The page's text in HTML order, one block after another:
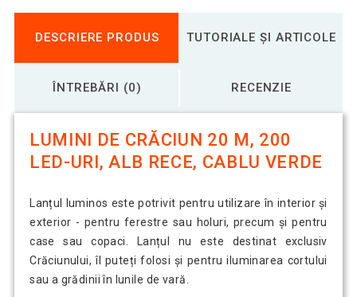
DESCRIERE PRODUS TUTORIALE ȘI ARTICOLE
ÎNTREBĂRI (0) RECENZIE
LUMINI DE CRĂCIUN 20 M, 200
LED-URI, ALB RECE, CABLU VERDE
Lanțul luminos este potrivit pentru utilizare în interior și
exterior - pentru ferestre sau holuri, precum și pentru
case sau copaci. Lanțul nu este destinat exclusiv
Crăciunului, îl puteți folosi și pentru iluminarea cortului
sau a grădinii în lunile de vară.